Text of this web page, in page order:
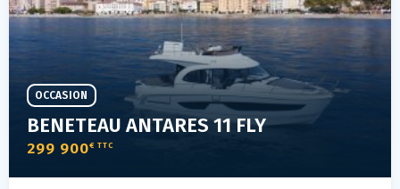
BENETEAU ANTARES 11 FLY
299 900€ TTC
OCCASION